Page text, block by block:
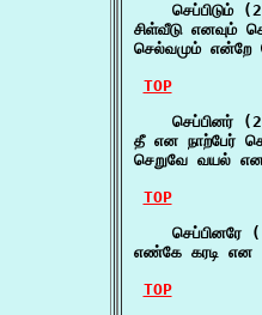
செப்பிடும்
சிள்வீடு எனவும்
செல்வமும் என்றே
TOP
செப்பினர்
தீ என நாற்பேர்
செறுவே வயல்
TOP
செப்பினரே
எண்கே கரடி என
TOP